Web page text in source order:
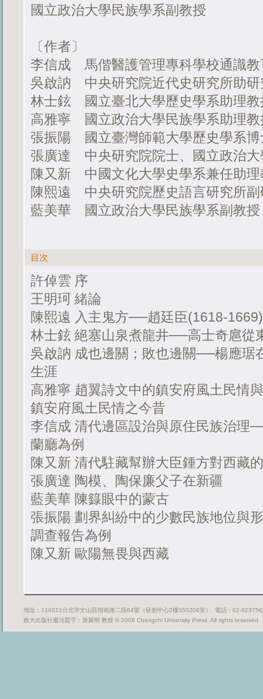
國立政治大學民族學系副教授
〔作者〕
李信成 馬偕醫護管理專科學校通識教
吳啟訥 中央研究院近代史研究所助研
林士鉉 國立臺北大學歷史學系助理教
高雅寧 國立政治大學民族學系助理教
張振陽 國立臺灣師範大學歷史學系博
張廣達 中央研究院院士、國立政治大
陳又新 中國文化大學史學系兼任助理
陳熙遠 中央研究院歷史語言研究所副
藍美華 國立政治大學民族學系副教授
目次
許倬雲 序
王明珂 緒論
陳熙遠 入主鬼方──趙廷臣(1618-
林士鉉 絕塞山泉煮龍井──高士奇扈從
吳啟訥 成也邊關；敗也邊關──楊應琚
生涯
高雅寧 趙翼詩文中的鎮安府風土民情
鎮安府風土民情之今昔
李信成 清代邊區設治與原住民族治理
蘭廳為例
陳又新 清代駐藏幫辦大臣鍾方對西
張廣達 陶模、陶保廉父子在新疆
藍美華 陳籙眼中的蒙古
張振陽 劃界糾紛中的少數民族地位與
調查報告為例
陳又新 歐陽無畏與西藏
地址：116011台北市文山區指南路二段64號（研創中心2樓350206室） 電話：02-
政大出版社書法題字：唐翼明 教授 © 2008 Chengchi University Press. All rights reserved.